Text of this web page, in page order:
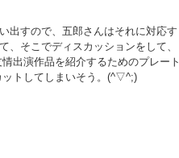
出すので、五郎さんはそれに対応す
そこでディスカッションをして、
出演作品を紹介するためのプレート
ットしてしまいそう。(^▽^;)